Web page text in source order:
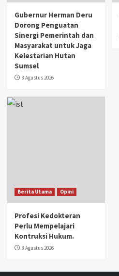
Gubernur Herman Deru
Dorong Penguatan
Sinergi Pemerintah dan
Masyarakat untuk Jaga
Kelestarian Hutan
Sumsel
8 Agustus 2026
Berita Utama Opini
Profesi Kedokteran
Perlu Mempelajari
Kontruksi Hukum.
8 Agustus 2026